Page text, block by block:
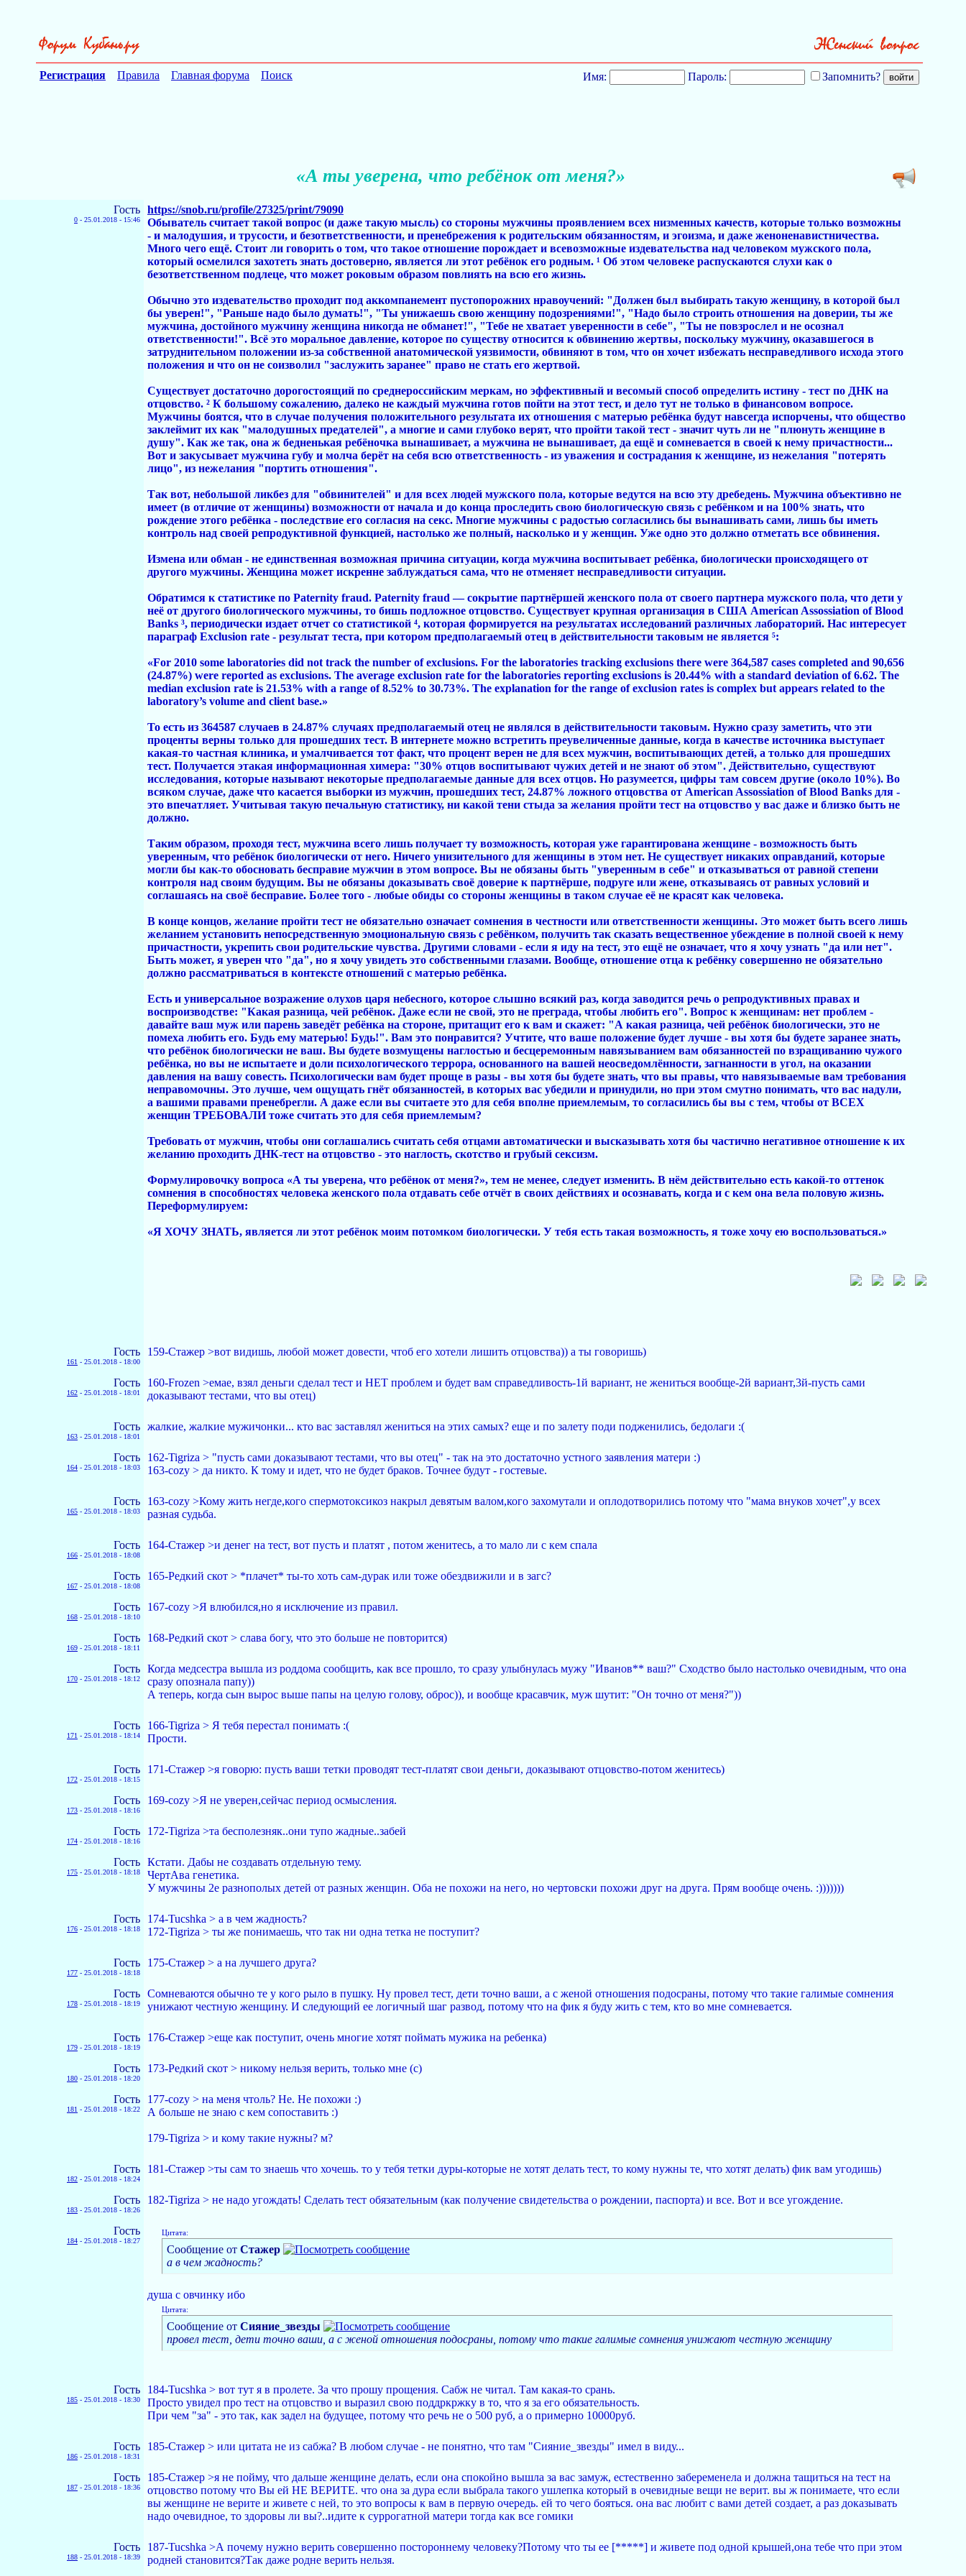
Регистрация Правила Главная форума Поиск Имя: Пароль: Запомнить?
«А ты уверена, что ребёнок от меня?»
Гость
0 - 25.01.2018 - 15:46
https://snob.ru/profile/27325/print/79090
Обыватель считает такой вопрос (и даже такую мысль) со стороны мужчины проявлением всех низменных качеств, которые только возможны
- и малодушия, и трусости, и безответственности, и пренебрежения к родительским обязанностям, и эгоизма, и даже женоненавистничества.
Много чего ещё. Стоит ли говорить о том, что такое отношение порождает и всевозможные издевательства над человеком мужского пола,
который осмелился захотеть знать достоверно, является ли этот ребёнок его родным. ¹ Об этом человеке распускаются слухи как о
безответственном подлеце, что может роковым образом повлиять на всю его жизнь.
Обычно это издевательство проходит под аккомпанемент пустопорожних нравоучений: "Должен был выбирать такую женщину, в которой был
бы уверен!", "Раньше надо было думать!", "Ты унижаешь свою женщину подозрениями!", "Надо было строить отношения на доверии, ты же
мужчина, достойного мужчину женщина никогда не обманет!", "Тебе не хватает уверенности в себе", "Ты не повзрослел и не осознал
ответственности!". Всё это моральное давление, которое по существу относится к обвинению жертвы, поскольку мужчину, оказавшегося в
затруднительном положении из-за собственной анатомической уязвимости, обвиняют в том, что он хочет избежать несправедливого исхода этого
положения и что он не соизволил "заслужить заранее" право не стать его жертвой.
Существует достаточно дорогостоящий по среднероссийским меркам, но эффективный и весомый способ определить истину - тест по ДНК на
отцовство. ² К большому сожалению, далеко не каждый мужчина готов пойти на этот тест, и дело тут не только в финансовом вопросе.
Мужчины боятся, что в случае получения положительного результата их отношения с матерью ребёнка будут навсегда испорчены, что общество
заклеймит их как "малодушных предателей", а многие и сами глубоко верят, что пройти такой тест - значит чуть ли не "плюнуть женщине в
душу". Как же так, она ж бедненькая ребёночка вынашивает, а мужчина не вынашивает, да ещё и сомневается в своей к нему причастности...
Вот и закусывает мужчина губу и молча берёт на себя всю ответственность - из уважения и сострадания к женщине, из нежелания "потерять
лицо", из нежелания "портить отношения".
Так вот, небольшой ликбез для "обвинителей" и для всех людей мужского пола, которые ведутся на всю эту дребедень. Мужчина объективно не
имеет (в отличие от женщины) возможности от начала и до конца проследить свою биологическую связь с ребёнком и на 100% знать, что
рождение этого ребёнка - последствие его согласия на секс. Многие мужчины с радостью согласились бы вынашивать сами, лишь бы иметь
контроль над своей репродуктивной функцией, настолько же полный, насколько и у женщин. Уже одно это должно отметать все обвинения.
Измена или обман - не единственная возможная причина ситуации, когда мужчина воспитывает ребёнка, биологически происходящего от
другого мужчины. Женщина может искренне заблуждаться сама, что не отменяет несправедливости ситуации.
Обратимся к статистике по Paternity fraud. Paternity fraud — сокрытие партнёршей женского пола от своего партнера мужского пола, что дети у
неё от другого биологического мужчины, то бишь подложное отцовство. Существует крупная организация в США American Assossiation of Blood
Banks ³, периодически издает отчет со статистикой ⁴, которая формируется на результатах исследований различных лабораторий. Нас интересует
параграф Exclusion rate - результат теста, при котором предполагаемый отец в действительности таковым не является ⁵:
«For 2010 some laboratories did not track the number of exclusions. For the laboratories tracking exclusions there were 364,587 cases completed and 90,656
(24.87%) were reported as exclusions. The average exclusion rate for the laboratories reporting exclusions is 20.44% with a standard deviation of 6.62. The
median exclusion rate is 21.53% with a range of 8.52% to 30.73%. The explanation for the range of exclusion rates is complex but appears related to the
laboratory’s volume and client base.»
То есть из 364587 случаев в 24.87% случаях предполагаемый отец не являлся в действительности таковым. Нужно сразу заметить, что эти
проценты верны только для прошедших тест. В интернете можно встретить преувеличенные данные, когда в качестве источника выступает
какая-то частная клиника, и умалчивается тот факт, что процент верен не для всех мужчин, воспитывающих детей, а только для прошедших
тест. Получается этакая информационная химера: "30% отцов воспитывают чужих детей и не знают об этом". Действительно, существуют
исследования, которые называют некоторые предполагаемые данные для всех отцов. Но разумеется, цифры там совсем другие (около 10%). Во
всяком случае, даже что касается выборки из мужчин, прошедших тест, 24.87% ложного отцовства от American Assossiation of Blood Banks для -
это впечатляет. Учитывая такую печальную статистику, ни какой тени стыда за желания пройти тест на отцовство у вас даже и близко быть не
должно.
Таким образом, проходя тест, мужчина всего лишь получает ту возможность, которая уже гарантирована женщине - возможность быть
уверенным, что ребёнок биологически от него. Ничего унизительного для женщины в этом нет. Не существует никаких оправданий, которые
могли бы как-то обосновать бесправие мужчин в этом вопросе. Вы не обязаны быть "уверенным в себе" и отказываться от равной степени
контроля над своим будущим. Вы не обязаны доказывать своё доверие к партнёрше, подруге или жене, отказываясь от равных условий и
соглашаясь на своё бесправие. Более того - любые обиды со стороны женщины в таком случае её не красят как человека.
В конце концов, желание пройти тест не обязательно означает сомнения в честности или ответственности женщины. Это может быть всего лишь
желанием установить непосредственную эмоциональную связь с ребёнком, получить так сказать вещественное убеждение в полной своей к нему
причастности, укрепить свои родительские чувства. Другими словами - если я иду на тест, это ещё не означает, что я хочу узнать "да или нет".
Быть может, я уверен что "да", но я хочу увидеть это собственными глазами. Вообще, отношение отца к ребёнку совершенно не обязательно
должно рассматриваться в контексте отношений с матерью ребёнка.
Есть и универсальное возражение олухов царя небесного, которое слышно всякий раз, когда заводится речь о репродуктивных правах и
воспроизводстве: "Какая разница, чей ребёнок. Даже если не свой, это не преграда, чтобы любить его". Вопрос к женщинам: нет проблем -
давайте ваш муж или парень заведёт ребёнка на стороне, притащит его к вам и скажет: "А какая разница, чей ребёнок биологически, это не
помеха любить его. Будь ему матерью! Будь!". Вам это понравится? Учтите, что ваше положение будет лучше - вы хотя бы будете заранее знать,
что ребёнок биологически не ваш. Вы будете возмущены наглостью и бесцеремонным навязыванием вам обязанностей по взращиванию чужого
ребёнка, но вы не испытаете и доли психологического террора, основанного на вашей неосведомлённости, загнанности в угол, на оказании
давления на вашу совесть. Психологически вам будет проще в разы - вы хотя бы будете знать, что вы правы, что навязываемые вам требования
неправомочны. Это лучше, чем ощущать гнёт обязанностей, в которых вас убедили и принудили, но при этом смутно понимать, что вас надули,
а вашими правами пренебрегли. А даже если вы считаете это для себя вполне приемлемым, то согласились бы вы с тем, чтобы от ВСЕХ
женщин ТРЕБОВАЛИ тоже считать это для себя приемлемым?
Требовать от мужчин, чтобы они соглашались считать себя отцами автоматически и высказывать хотя бы частично негативное отношение к их
желанию проходить ДНК-тест на отцовство - это наглость, скотство и грубый сексизм.
Формулировочку вопроса «А ты уверена, что ребёнок от меня?», тем не менее, следует изменить. В нём действительно есть какой-то оттенок
сомнения в способностях человека женского пола отдавать себе отчёт в своих действиях и осознавать, когда и с кем она вела половую жизнь.
Переформулируем:
«Я ХОЧУ ЗНАТЬ, является ли этот ребёнок моим потомком биологически. У тебя есть такая возможность, я тоже хочу ею воспользоваться.»
Гость
161 - 25.01.2018 - 18:00
159-Стажер >вот видишь, любой может довести, чтоб его хотели лишить отцовства)) а ты говоришь)
Гость
162 - 25.01.2018 - 18:01
160-Frozen >емае, взял деньги сделал тест и НЕТ проблем и будет вам справедливость-1й вариант, не жениться вообще-2й вариант,3й-пусть сами
доказывают тестами, что вы отец)
Гость
163 - 25.01.2018 - 18:01
жалкие, жалкие мужичонки... кто вас заставлял жениться на этих самых? еще и по залету поди подженились, бедолаги :(
Гость
164 - 25.01.2018 - 18:03
162-Tigriza > "пусть сами доказывают тестами, что вы отец" - так на это достаточно устного заявления матери :)
163-cozy > да никто. К тому и идет, что не будет браков. Точнее будут - гостевые.
Гость
165 - 25.01.2018 - 18:03
163-cozy >Кому жить негде,кого спермотоксикоз накрыл девятым валом,кого захомутали и оплодотворились потому что "мама внуков хочет",у всех
разная судьба.
Гость
166 - 25.01.2018 - 18:08
164-Стажер >и денег на тест, вот пусть и платят , потом женитесь, а то мало ли с кем спала
Гость
167 - 25.01.2018 - 18:08
165-Редкий скот > *плачет* ты-то хоть сам-дурак или тоже обездвижили и в загс?
Гость
168 - 25.01.2018 - 18:10
167-cozy >Я влюбился,но я исключение из правил.
Гость
169 - 25.01.2018 - 18:11
168-Редкий скот > слава богу, что это больше не повторится)
Гость
170 - 25.01.2018 - 18:12
Когда медсестра вышла из роддома сообщить, как все прошло, то сразу улыбнулась мужу "Иванов** ваш?" Сходство было настолько очевидным, что она
сразу опознала папу))
А теперь, когда сын вырос выше папы на целую голову, оброс)), и вообще красавчик, муж шутит: "Он точно от меня?"))
Гость
171 - 25.01.2018 - 18:14
166-Tigriza > Я тебя перестал понимать :(
Прости.
Гость
172 - 25.01.2018 - 18:15
171-Стажер >я говорю: пусть ваши тетки проводят тест-платят свои деньги, доказывают отцовство-потом женитесь)
Гость
173 - 25.01.2018 - 18:16
169-cozy >Я не уверен,сейчас период осмысления.
Гость
174 - 25.01.2018 - 18:16
172-Tigriza >та бесполезняк..они тупо жадные..забей
Гость
175 - 25.01.2018 - 18:18
Кстати. Дабы не создавать отдельную тему.
ЧертАва генетика.
У мужчины 2е разнополых детей от разных женщин. Оба не похожи на него, но чертовски похожи друг на друга. Прям вообще очень. :)))))))
Гость
176 - 25.01.2018 - 18:18
174-Tucshka > а в чем жадность?
172-Tigriza > ты же понимаешь, что так ни одна тетка не поступит?
Гость
177 - 25.01.2018 - 18:18
175-Стажер > а на лучшего друга?
Гость
178 - 25.01.2018 - 18:19
Сомневаются обычно те у кого рыло в пушку. Ну провел тест, дети точно ваши, а с женой отношения подосраны, потому что такие галимые сомнения
унижают честную женщину. И следующий ее логичный шаг развод, потому что на фик я буду жить с тем, кто во мне сомневается.
Гость
179 - 25.01.2018 - 18:19
176-Стажер >еще как поступит, очень многие хотят поймать мужика на ребенка)
Гость
180 - 25.01.2018 - 18:20
173-Редкий скот > никому нельзя верить, только мне (с)
Гость
181 - 25.01.2018 - 18:22
177-cozy > на меня чтоль? Не. Не похожи :)
А больше не знаю с кем сопоставить :)
179-Tigriza > и кому такие нужны? м?
Гость
182 - 25.01.2018 - 18:24
181-Стажер >ты сам то знаешь что хочешь. то у тебя тетки дуры-которые не хотят делать тест, то кому нужны те, что хотят делать) фик вам угодишь)
Гость
183 - 25.01.2018 - 18:26
182-Tigriza > не надо угождать! Сделать тест обязательным (как получение свидетельства о рождении, паспорта) и все. Вот и все угождение.
Гость
184 - 25.01.2018 - 18:27
Цитата:
Сообщение от Стажер
а в чем жадность?
душа с овчинку ибо
Цитата:
Сообщение от Сияние_звезды
провел тест, дети точно ваши, а с женой отношения подосраны, потому что такие галимые сомнения унижают честную женщину
Гость
185 - 25.01.2018 - 18:30
184-Tucshka > вот тут я в пролете. За что прошу прощения. Сабж не читал. Там какая-то срань.
Просто увидел про тест на отцовство и выразил свою поддркржку в то, что я за его обязательность.
При чем "за" - это так, как задел на будущее, потому что речь не о 500 руб, а о примерно 10000руб.
Гость
186 - 25.01.2018 - 18:31
185-Стажер > или цитата не из сабжа? В любом случае - не понятно, что там "Сияние_звезды" имел в виду...
Гость
187 - 25.01.2018 - 18:36
185-Стажер >я не пойму, что дальше женщине делать, если она спокойно вышла за вас замуж, естественно забеременела и должна тащиться на тест на
отцовство потому что Вы ей НЕ ВЕРИТЕ. что она за дура если выбрала такого ушлепка который в очевидные вещи не верит. вы ж понимаете, что если
вы женщине не верите и живете с ней, то это вопросы к вам в первую очередь. ей то чего бояться. она вас любит с вами детей создает, а раз доказывать
надо очевидное, то здоровы ли вы?..идите к суррогатной матери тогда как все гомики
Гость
188 - 25.01.2018 - 18:39
187-Tucshka >А почему нужно верить совершенно постороннему человеку?Потому что ты ее [*****] и живете под одной крышей,она тебе что при этом
родней становится?Так даже родне верить нельзя.